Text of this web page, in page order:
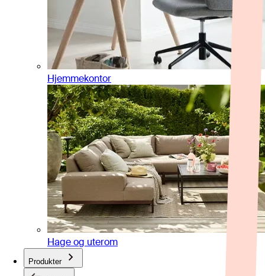
Hjemmekontor
Hage og uterom
Produkter